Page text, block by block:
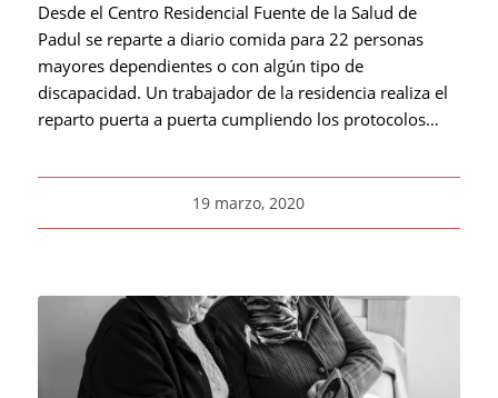
Desde el Centro Residencial Fuente de la Salud de
Padul se reparte a diario comida para 22 personas
mayores dependientes o con algún tipo de
discapacidad. Un trabajador de la residencia realiza el
reparto puerta a puerta cumpliendo los protocolos…
19 marzo, 2020